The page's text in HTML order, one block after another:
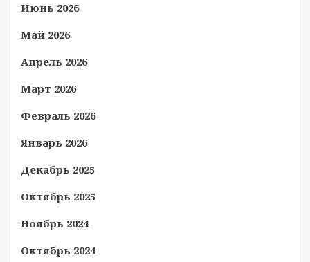
Июнь 2026
Май 2026
Апрель 2026
Март 2026
Февраль 2026
Январь 2026
Декабрь 2025
Октябрь 2025
Ноябрь 2024
Октябрь 2024